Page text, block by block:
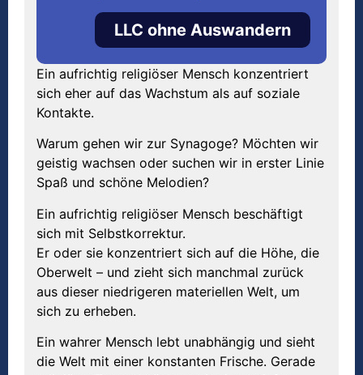
LLC ohne Auswandern
Ein aufrichtig religiöser Mensch konzentriert
sich eher auf das Wachstum als auf soziale
Kontakte.
Warum gehen wir zur Synagoge? Möchten wir
geistig wachsen oder suchen wir in erster Linie
Spaß und schöne Melodien?
Ein aufrichtig religiöser Mensch beschäftigt
sich mit Selbstkorrektur.
Er oder sie konzentriert sich auf die Höhe, die
Oberwelt – und zieht sich manchmal zurück
aus dieser niedrigeren materiellen Welt, um
sich zu erheben.
Ein wahrer Mensch lebt unabhängig und sieht
die Welt mit einer konstanten Frische. Gerade